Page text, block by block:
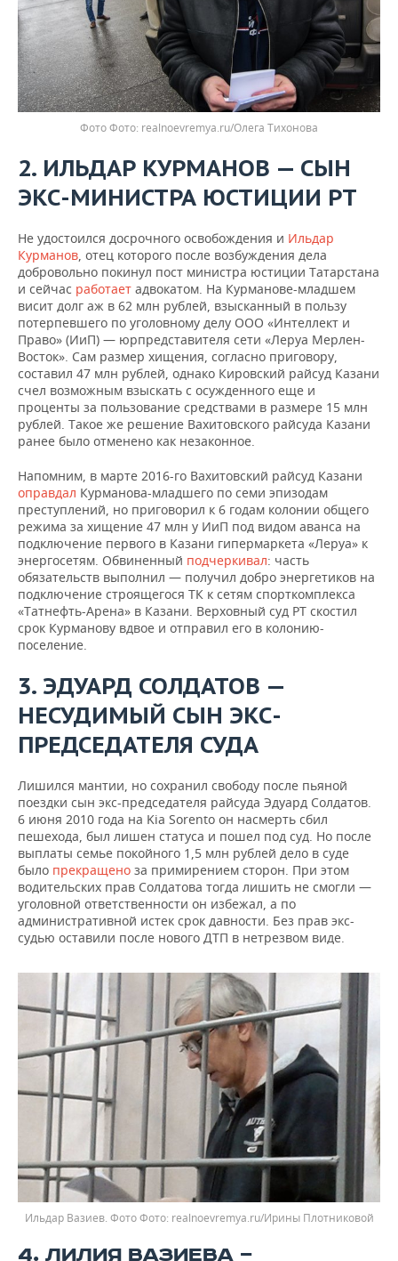
Фото realnoevremya.ru/Олега Тихонова
2. ИЛЬДАР КУРМАНОВ — СЫН
ЭКС-МИНИСТРА ЮСТИЦИИ РТ
Не удостоился досрочного освобождения и Ильдар
Курманов , отец которого после возбуждения дела
добровольно покинул пост министра юстиции Татарстана
и сейчас работает адвокатом. На Курманове-младшем
висит долг аж в 62 млн рублей, взысканный в пользу
потерпевшего по уголовному делу ООО «Интеллект и
Право» (ИиП) — юрпредставителя сети «Леруа Мерлен-
Восток». Сам размер хищения, согласно приговору,
составил 47 млн рублей, однако Кировский райсуд Казани
счел возможным взыскать с осужденного еще и
проценты за пользование средствами в размере 15 млн
рублей. Такое же решение Вахитовского райсуда Казани
ранее было отменено как незаконное.
Напомним, в марте 2016-го Вахитовский райсуд Казани
оправдал Курманова-младшего по семи эпизодам
преступлений, но приговорил к 6 годам колонии общего
режима за хищение 47 млн у ИиП под видом аванса на
подключение первого в Казани гипермаркета «Леруа» к
энергосетям. Обвиненный подчеркивал: часть
обязательств выполнил — получил добро энергетиков на
подключение строящегося ТК к сетям спорткомплекса
«Татнефть-Арена» в Казани. Верховный суд РТ скостил
срок Курманову вдвое и отправил его в колонию-
поселение.
3. ЭДУАРД СОЛДАТОВ —
НЕСУДИМЫЙ СЫН ЭКС-
ПРЕДСЕДАТЕЛЯ СУДА
Лишился мантии, но сохранил свободу после пьяной
поездки сын экс-председателя райсуда Эдуард Солдатов.
6 июня 2010 года на Kia Sorento он насмерть сбил
пешехода, был лишен статуса и пошел под суд. Но после
выплаты семье покойного 1,5 млн рублей дело в суде
было прекращено за примирением сторон. При этом
водительских прав Солдатова тогда лишить не смогли —
уголовной ответственности он избежал, а по
административной истек срок давности. Без прав экс-
судью оставили после нового ДТП в нетрезвом виде.
Ильдар Вазиев. Фото realnoevremya.ru/Ирины Плотниковой
4. ЛИЛИЯ ВАЗИЕВА —